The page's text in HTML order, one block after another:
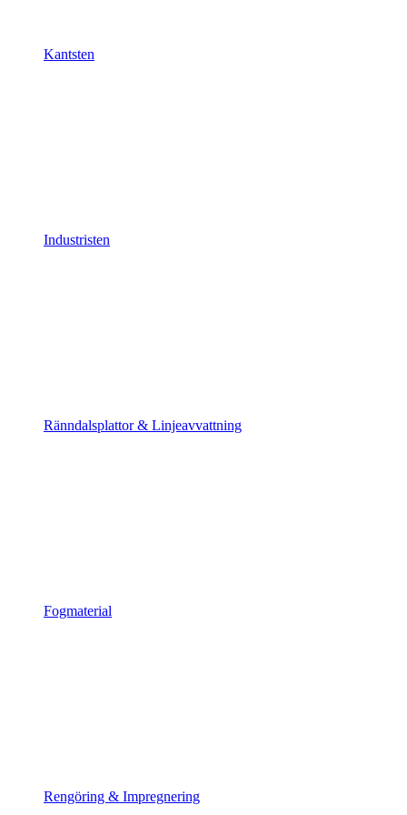
Kantsten
Industristen
Ränndalsplattor & Linjeavvattning
Fogmaterial
Rengöring & Impregnering